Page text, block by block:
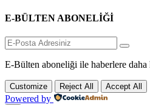
E-BÜLTEN ABONELİĞİ
E-Bülten aboneliği ile haberlere daha
Customize Reject All Accept All
Powered by